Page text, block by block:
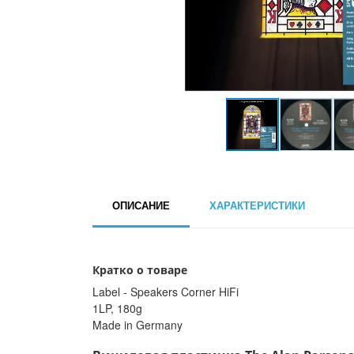
ОПИСАНИЕ ХАРАКТЕРИСТИКИ
Кратко о товаре
Label - Speakers Corner HiFi
1LP, 180g
Made in Germany